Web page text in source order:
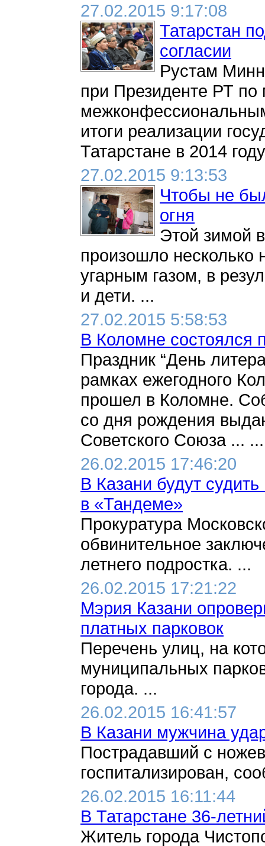
27.02.2015 9:17:08
Татарстан
согласии
Рустам
при Президенте РТ
итоги реализации
Татарстане в 2014
27.02.2015 9:13:53
Чтобы не
огня
Этой зимой
произошло несколько
угарным газом, в
и дети. ...
27.02.2015 5:58:53
В Коломне состоялся
Праздник “День
рамках ежегодного
прошел в Коломне.
со дня рождения
Советского Союза ... ...
26.02.2015 17:46:20
В Казани будут
в «Тандеме»
Прокуратура
обвинительное
летнего подростка. ...
26.02.2015 17:21:22
Мэрия Казани
платных парковок
Перечень улиц, на
муниципальных
города. ...
26.02.2015 16:41:57
В Казани мужчина
Пострадавший с
госпитализирован,
26.02.2015 16:11:44
В Татарстане 36-
Житель города